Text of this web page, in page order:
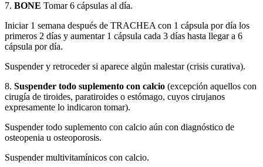
7. BONE Tomar 6 cápsulas al día.
Iniciar 1 semana después de TRACHEA con 1 cápsula por día los
primeros 2 días y aumentar 1 cápsula cada 3 días hasta llegar a 6
cápsula por día.
Suspender y retroceder si aparece algún malestar (crisis curativa).
8. Suspender todo suplemento con calcio (excepción aquellos con
cirugía de tiroides, paratiroides o estómago, cuyos cirujanos
expresamente lo indicaron tomar).
Suspender todo suplemento con calcio aún con diagnóstico de
osteopenia u osteoporosis.
Suspender multivitamínicos con calcio.